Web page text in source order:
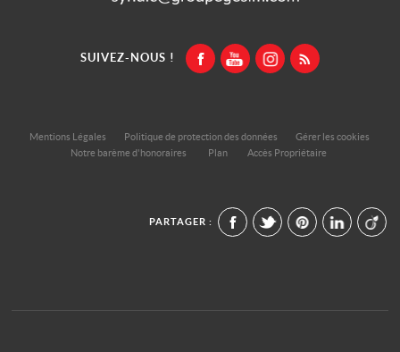
SUIVEZ-NOUS !
Mentions Légales Politique de protection des données
Gérer les cookies
Notre barème d'honoraires
Plan Accès Propriétaire
PARTAGER :